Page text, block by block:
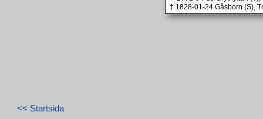
† 1828-01-24 Gåsborn (S),
<< Startsida